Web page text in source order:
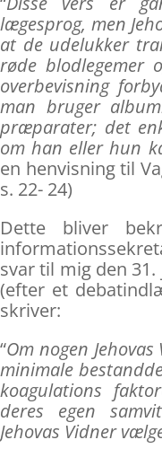
lægesprog, men
at de udelukker
røde blodlegemer
overbevisning
man bruger
præparater; det
om han eller hun
en henvisning til
s. 22- 24)
Dette bliver
svar til mig den
(efter et
skriver:
“Om nogen
minimale
koagulations
deres egen
Jehovas Vidner